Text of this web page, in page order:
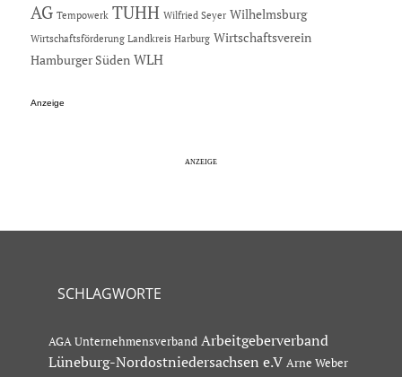
AG Tempowerk TUHH Wilfried Seyer Wilhelmsburg
Wirtschaftsförderung Landkreis Harburg Wirtschaftsverein
Hamburger Süden WLH
Anzeige
SCHLAGWORTE
AGA Unternehmensverband Arbeitgeberverband
Lüneburg-Nordostniedersachsen e.V Arne Weber